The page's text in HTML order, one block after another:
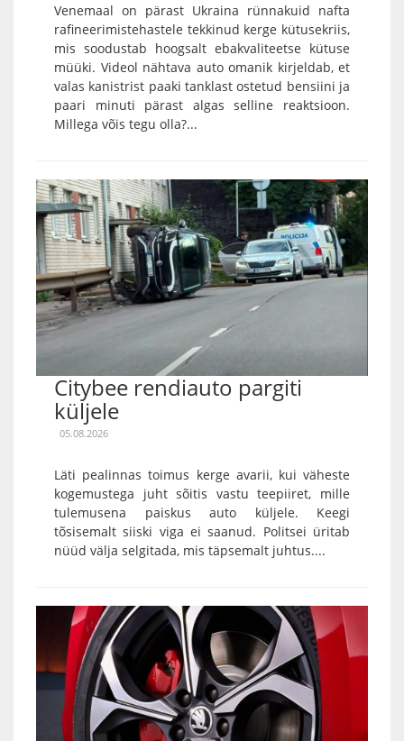
Venemaal on pärast Ukraina rünnakuid nafta
rafineerimistehastele tekkinud kerge kütusekriis,
mis soodustab hoogsalt ebakvaliteetse kütuse
müüki. Videol nähtava auto omanik kirjeldab, et
valas kanistrist paaki tanklast ostetud bensiini ja
paari minuti pärast algas selline reaktsioon.
Millega võis tegu olla?...
Citybee rendiauto pargiti
küljele
05.08.2026
Läti pealinnas toimus kerge avarii, kui väheste
kogemustega juht sõitis vastu teepiiret, mille
tulemusena paiskus auto küljele. Keegi
tõsisemalt siiski viga ei saanud. Politsei üritab
nüüd välja selgitada, mis täpsemalt juhtus....